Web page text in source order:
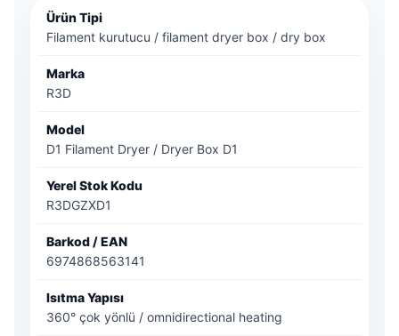
Ürün Tipi
Filament kurutucu / filament dryer box / dry box
Marka
R3D
Model
D1 Filament Dryer / Dryer Box D1
Yerel Stok Kodu
R3DGZXD1
Barkod / EAN
6974868563141
Isıtma Yapısı
360° çok yönlü / omnidirectional heating